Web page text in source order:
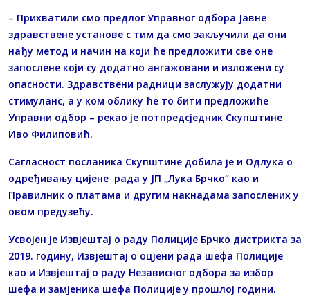
– Прихватили смо предлог Управног одбора Јавне
здравствене установе с тим да смо закључили да они
нађу метод и начин на који ће предложити све оне
запослене који су додатно ангажовани и изложени су
опасности. Здравствени радници заслужују додатни
стимуланс, а у ком облику ће то бити предложиће
Управни одбор – рекао је потпредсједник Скупштине
Иво Филиповић.
Сагласност посланика Скупштине добила је и Одлука о
одређивању цијене рада у ЈП „Лука Брчко“ као и
Правилник о платама и другим накнадама запослених у
овом предузећу.
Усвојен је Извјештај о раду Полиције Брчко дистрикта за
2019. годину, Извјештај о оцјени рада шефа Полиције
као и Извјештај о раду Независног одбора за избор
шефа и замјеника шефа Полиције у прошлој години.